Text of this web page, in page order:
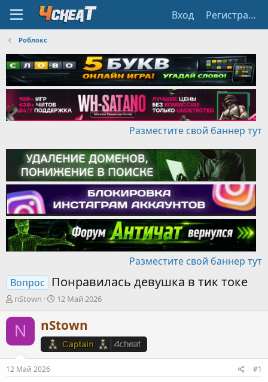
Вход Регистрация
Роблокс
Разместите свой баннер тут
Разместите свой баннер тут
Вопрос
Понравилась девушка в тик токе
А
т
о
м
nStown
Д
т
а
а
12 Май 2026
N nStown
12 Май 2026 #1